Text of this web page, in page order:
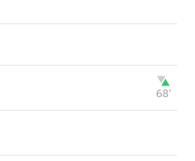
68‎’‎